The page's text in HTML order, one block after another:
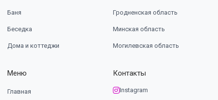
Баня
Беседка
Дома и коттеджи
Гродненская область
Минская область
Могилевская область
Меню
Главная
Контакты
Instagram